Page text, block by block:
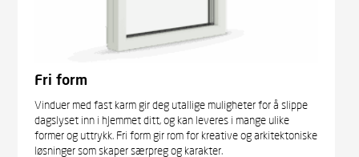
Fri form
Vinduer med fast karm gir deg utallige muligheter for å slippe
dagslyset inn i hjemmet ditt, og kan leveres i mange ulike
former og uttrykk. Fri form gir rom for kreative og arkitektoniske
løsninger som skaper særpreg og karakter.